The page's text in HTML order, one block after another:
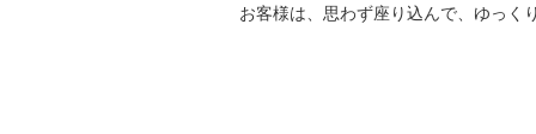
お客様は、思わず座り込んで、ゆっく